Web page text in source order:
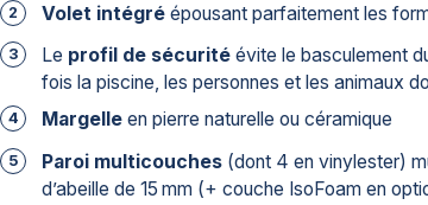
Volet intégréépousant parfaitement les
Le profil de sécuritéévite le basculement
fois la piscine, les personnes et les animaux
Margelleen pierre naturelle ou céramique
Paroi multicouches(dont 4 en vinylester)
d’abeille de 15 mm (+ couche IsoFoam en
Satisfaction client
Programme
Contactez-nous
Service après-vente
Visiter notre